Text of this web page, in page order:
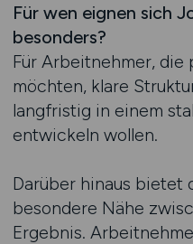
Für wen eignen sich
besonders?
Für Arbeitnehmer, die
möchten, klare
langfristig in einem
entwickeln wollen.
Darüber hinaus bietet
besondere Nähe
Ergebnis.